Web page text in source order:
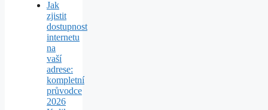
Jak
zjistit
dostupnost
internetu
na
vaší
adrese:
kompletní
průvodce
2026